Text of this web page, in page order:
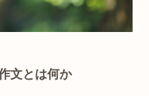
文とは何か